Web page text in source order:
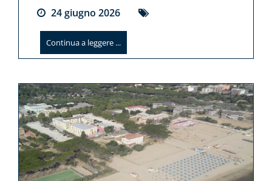
24giugno 2026
Continua a leggere ...